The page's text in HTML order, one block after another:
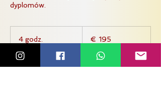
dyplomów.
4 godz.
d
€ 195